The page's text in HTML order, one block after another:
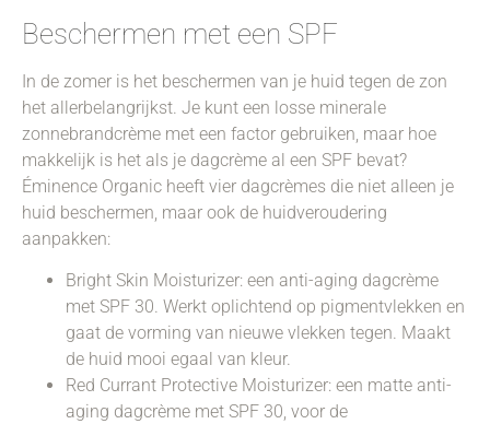
Beschermen met een SPF
In de zomer is het beschermen van je huid tegen de zon
het allerbelangrijkst. Je kunt een losse minerale
zonnebrandcrème met een factor gebruiken, maar hoe
makkelijk is het als je dagcrème al een SPF bevat?
Éminence Organic heeft vier dagcrèmes die niet alleen je
huid beschermen, maar ook de huidveroudering
aanpakken:
Bright Skin Moisturizer: een anti-aging dagcrème
met SPF 30. Werkt oplichtend op pigmentvlekken en
gaat de vorming van nieuwe vlekken tegen. Maakt
de huid mooi egaal van kleur.
Red Currant Protective Moisturizer: een matte anti-
aging dagcrème met SPF 30, voor de